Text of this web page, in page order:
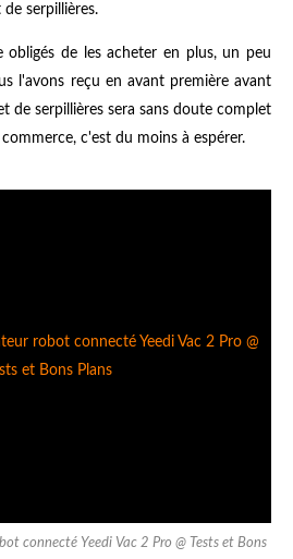
serpillières.
obligés de les acheter en plus, un peu
l'avons reçu en avant première avant
de serpillières sera sans doute complet
c'est du moins à espérer.
connecté Yeedi Vac 2 Pro @ Tests et Bons